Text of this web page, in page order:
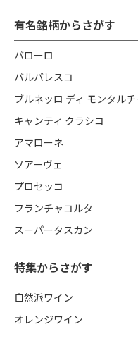
有名銘柄からさがす
バローロ
バルバレスコ
ブルネッロ ディ モンタルチ
キャンティ クラシコ
アマローネ
ソアーヴェ
プロセッコ
フランチャコルタ
スーパータスカン
特集からさがす
自然派ワイン
オレンジワイン